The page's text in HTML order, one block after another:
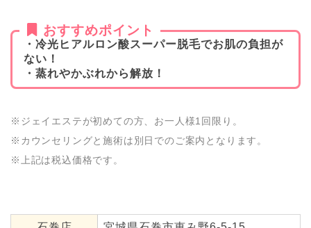
おすすめポイント
・冷光ヒアルロン酸スーパー脱毛でお肌の負担が
ない！
・蒸れやかぶれから解放！
※ジェイエステが初めての方、お一人様1回限り。
※カウンセリングと施術は別日でのご案内となります。
※上記は税込価格です。